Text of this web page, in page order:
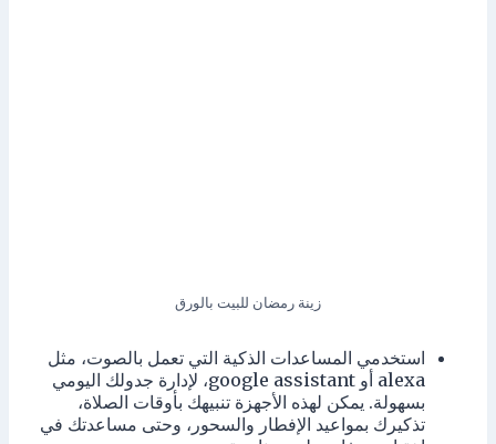
زينة رمضان للبيت بالورق
استخدمي المساعدات الذكية التي تعمل بالصوت، مثل
alexa أو google assistant، لإدارة جدولك اليومي
بسهولة. يمكن لهذه الأجهزة تنبيهك بأوقات الصلاة،
تذكيرك بمواعيد الإفطار والسحور، وحتى مساعدتك في